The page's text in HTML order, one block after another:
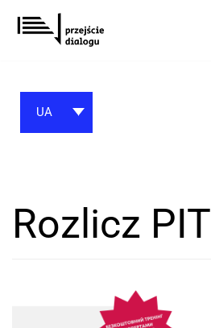
Перейти
до
UA
Rozlicz PIT